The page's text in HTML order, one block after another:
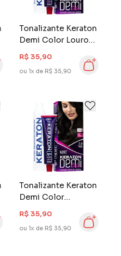
Tonalizante Keraton
Demi Color Louro
Claro 8.0
R$ 35,90
ou 1x de R$ 35,90
Tonalizante Keraton
Demi Color
Castanho Escuro
3.0
R$ 35,90
ou 1x de R$ 35,90